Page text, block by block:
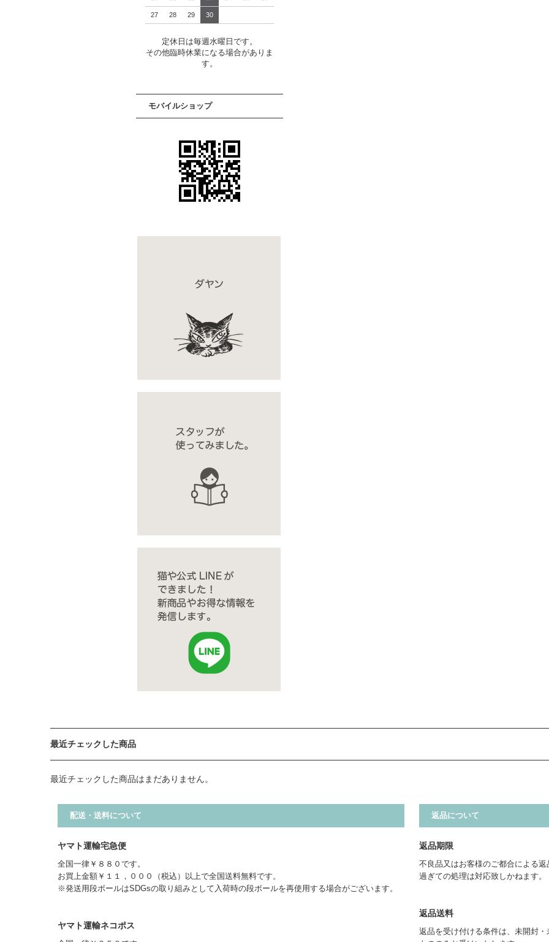
27 28 29 30
定休日は毎週水曜日です。
その他臨時休業になる場合がありま
す。
モバイルショップ
最近チェックした商品
最近チェックした商品はまだありません。
配送・送料について
ヤマト運輸宅急便
全国一律￥８８０です。
お買上金額￥１１，０００（税込）以上で全国送料無料です。
※発送用段ボールはSDGsの取り組みとして入荷時の段ボールを再使用する場合がございます。
ヤマト運輸ネコポス
返品について
返品期限
不良品又はお客様のご都合による
過ぎての処理は対応致しかねます。
返品送料
返品を受け付ける条件は、未開封